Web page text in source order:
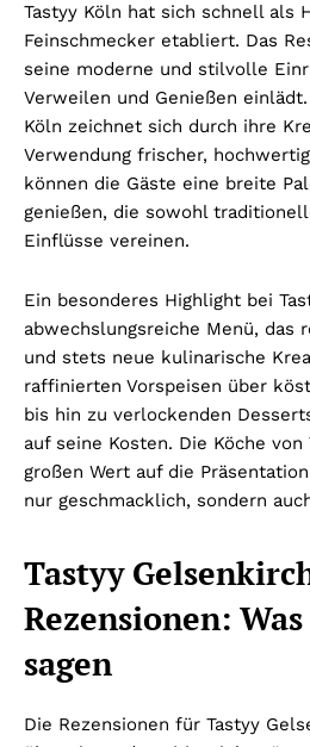
Tastyy Köln hat sich schnell als
Feinschmecker etabliert. Das
seine moderne und stilvolle
Verweilen und Genießen
Köln zeichnet sich durch ihre
Verwendung frischer,
können die Gäste eine breite
genießen, die sowohl
Einflüsse vereinen.
Ein besonderes Highlight bei
abwechslungsreiche Menü, das
und stets neue kulinarische
raffinierten Vorspeisen über
bis hin zu verlockenden
auf seine Kosten. Die Köche von
großen Wert auf die
nur geschmacklich, sondern
Tastyy
Rezensionen:
sagen
Die Rezensionen für Tastyy